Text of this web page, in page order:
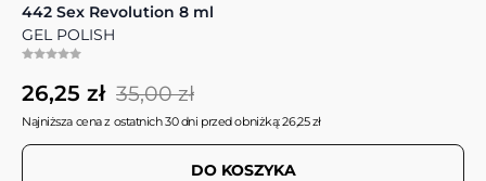
442 Sex Revolution 8 ml
GEL POLISH
26,25 zł 35,00 zł
Najniższa cena z ostatnich 30 dni przed obniżką: 26,25 zł
DO KOSZYKA